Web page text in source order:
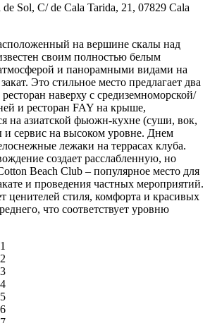
de Sol, C/ de Cala Tarida, 21, 07829 Cala
на вершине скалы над
своим полностью белым
и панорамными видами на
Это стильное место предлагает два
наверху с средиземноморской/
и ресторан FAY на крыше,
на азиатской фьюжн-кухне (суши, вок,
и сервис на высоком уровне. Днем
лежаки на террасах клуба.
создает расслабленную, но
Beach Club – популярное место для
и проведения частных мероприятий.
ценителей стиля, комфорта и красивых
что соответствует уровню